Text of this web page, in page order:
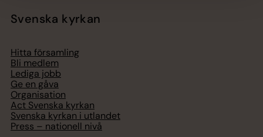
Svenska kyrkan
Hitta församling
Bli medlem
Lediga jobb
Ge en gåva
Organisation
Act Svenska kyrkan
Svenska kyrkan i utlandet
Press – nationell nivå